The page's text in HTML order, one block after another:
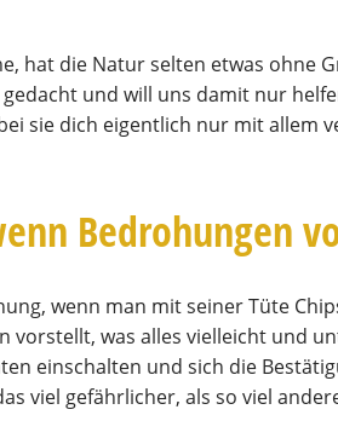
hat die Natur selten etwas ohne
und will uns damit nur
sie dich eigentlich nur mit allem
Bedrohungen
wenn man mit seiner Tüte
vorstellt, was alles vielleicht und
einschalten und sich die
viel gefährlicher, als so viel